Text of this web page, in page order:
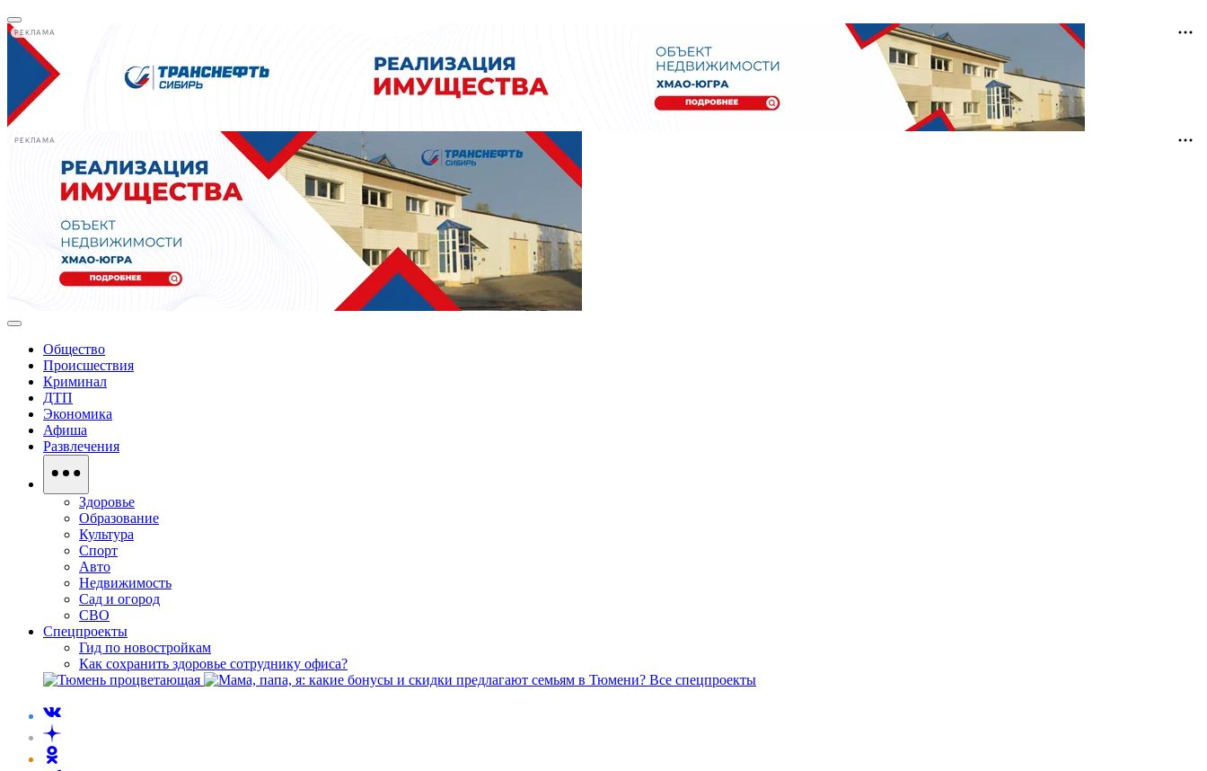
РЕКЛАМА
РЕКЛАМА
Общество
Происшествия
Криминал
ДТП
Экономика
Афиша
Развлечения
Здоровье
Образование
Культура
Спорт
Авто
Недвижимость
Сад и огород
СВО
Спецпроекты
Гид по новостройкам
Как сохранить здоровье сотруднику офиса?
Все спецпроекты